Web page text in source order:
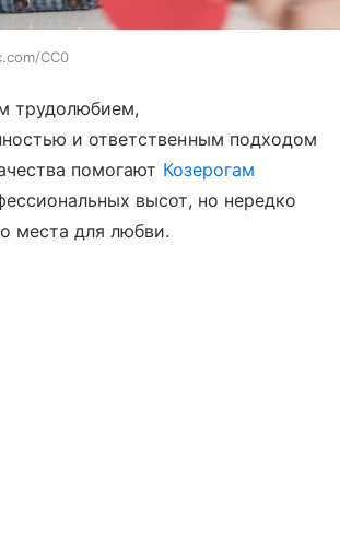
CC0
трудолюбием,
и ответственным подходом
помогают Козерогам
высот, но нередко
места для любви.